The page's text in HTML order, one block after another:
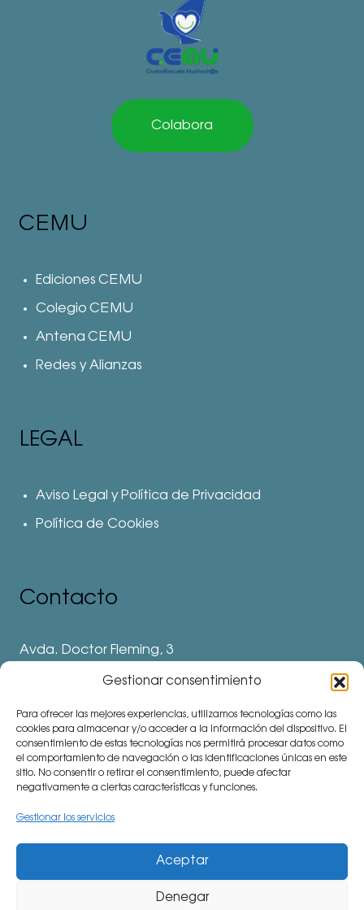
Gestionar consentimiento
Para ofrecer las mejores experiencias, utilizamos tecnologías como las
cookies para almacenar y/o acceder a la información del dispositivo. El
consentimiento de estas tecnologías nos permitirá procesar datos como
el comportamiento de navegación o las identificaciones únicas en este
sitio. No consentir o retirar el consentimiento, puede afectar
negativamente a ciertas características y funciones.
Gestionar los servicios
Aceptar
Denegar
Colabora
CEMU
Ediciones CEMU
Colegio CEMU
Antena CEMU
Redes y Alianzas
LEGAL
Aviso Legal y Política de Privacidad
Política de Cookies
Contacto
Avda. Doctor Fleming, 3
⅛ 91 694 62 11
⅛ 91 694 62 77
⅛ 91 693 80 41 (Colegio)
communitymanager⅛cemu.es
CiudadEscuela Muchachos (CEMU). Avda. Doctor